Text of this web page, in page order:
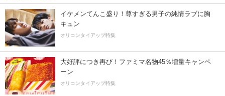
イケメンてんこ盛り！尊すぎる男子の純情ラブに胸
キュン
オリコンタイアップ特集
大好評につき再び！ファミマ名物45％増量キャンペ
ーン
オリコンタイアップ特集